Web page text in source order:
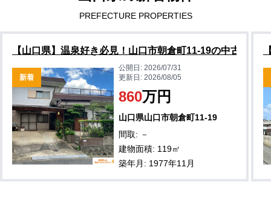
PREFECTURE PROPERTIES
【山口県】温泉好き必見！山口市朝倉町11-19の中古住宅
新着
公開日:2026/07/31
更新日:2026/08/05
860万円
山口県山口市朝倉町11-19
間取: －
建物面積: 119㎡
築年月: 1977年11月